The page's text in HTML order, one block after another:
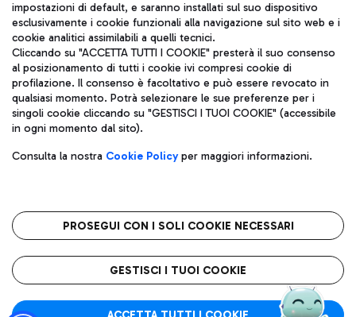
Pizza
Gelateria
Wine Bar & Sparkling
Autobus
Scopri le linee di autobus per raggiungere l'aeroporto
Leonardo Da Vinci.
Raggiungi l’aeroporto senza pensieri con il servizio di taxi a
Ristoranti
Scopri la nostra offerta per una pausa gustosa in aeroporto
Mappa Aeroporto Fiumicino
Aeroporti di Roma S.p.A. - Società soggetta a direzione e
coordinamento di Mundys S.p.A.
Codice fiscale e Registro delle Imprese di Roma 13032990155 P.
IVA 06572251004
Capitale sociale 62.224.743,00 int. vers.
Sede legale: Via Pier Paolo Racchetti 1 - 00054 Fiumicino (RM)
telefono +39 06 65951
Privacy policy
Note legali
Roma FCO
L'aeroporto stellato
impostazioni di default, e saranno installati sul suo dispositivo
esclusivamente i cookie funzionali alla navigazione sul sito web e i
cookie analitici assimilabili a quelli tecnici.
Cliccando su "ACCETTA TUTTI I COOKIE" presterà il suo consenso
al posizionamento di tutti i cookie ivi compresi cookie di
profilazione. Il consenso è facoltativo e può essere revocato in
qualsiasi momento. Potrà selezionare le sue preferenze per i
singoli cookie cliccando su "GESTISCI I TUOI COOKIE" (accessibile
in ogni momento dal sito).
Consulta la nostra Cookie Policyper maggiori informazioni.
PROSEGUI CON I SOLI COOKIE NECESSARI
GESTISCI I TUOI COOKIE